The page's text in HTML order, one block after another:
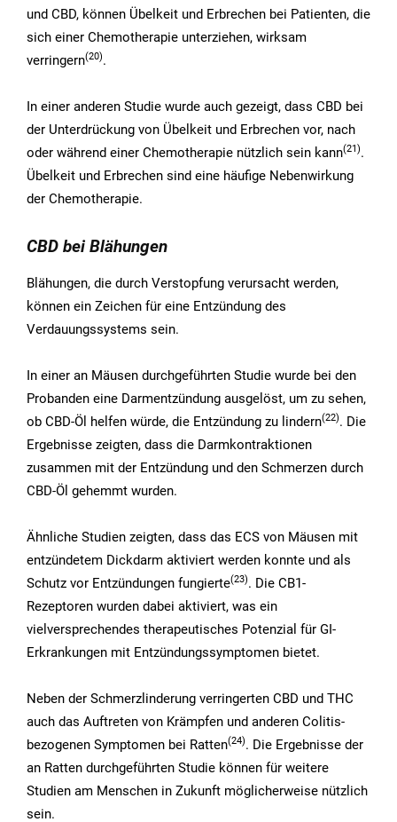
und CBD, können Übelkeit und Erbrechen bei Patienten, die
sich einer Chemotherapie unterziehen, wirksam
verringern(20).
In einer anderen Studie wurde auch gezeigt, dass CBD bei
der Unterdrückung von Übelkeit und Erbrechen vor, nach
oder während einer Chemotherapie nützlich sein kann(21).
Übelkeit und Erbrechen sind eine häufige Nebenwirkung
der Chemotherapie.
CBD bei Blähungen
Blähungen, die durch Verstopfung verursacht werden,
können ein Zeichen für eine Entzündung des
Verdauungssystems sein.
In einer an Mäusen durchgeführten Studie wurde bei den
Probanden eine Darmentzündung ausgelöst, um zu sehen,
ob CBD-Öl helfen würde, die Entzündung zu lindern(22). Die
Ergebnisse zeigten, dass die Darmkontraktionen
zusammen mit der Entzündung und den Schmerzen durch
CBD-Öl gehemmt wurden.
Ähnliche Studien zeigten, dass das ECS von Mäusen mit
entzündetem Dickdarm aktiviert werden konnte und als
Schutz vor Entzündungen fungierte(23). Die CB1-
Rezeptoren wurden dabei aktiviert, was ein
vielversprechendes therapeutisches Potenzial für GI-
Erkrankungen mit Entzündungssymptomen bietet.
Neben der Schmerzlinderung verringerten CBD und THC
auch das Auftreten von Krämpfen und anderen Colitis-
bezogenen Symptomen bei Ratten(24). Die Ergebnisse der
an Ratten durchgeführten Studie können für weitere
Studien am Menschen in Zukunft möglicherweise nützlich
sein.